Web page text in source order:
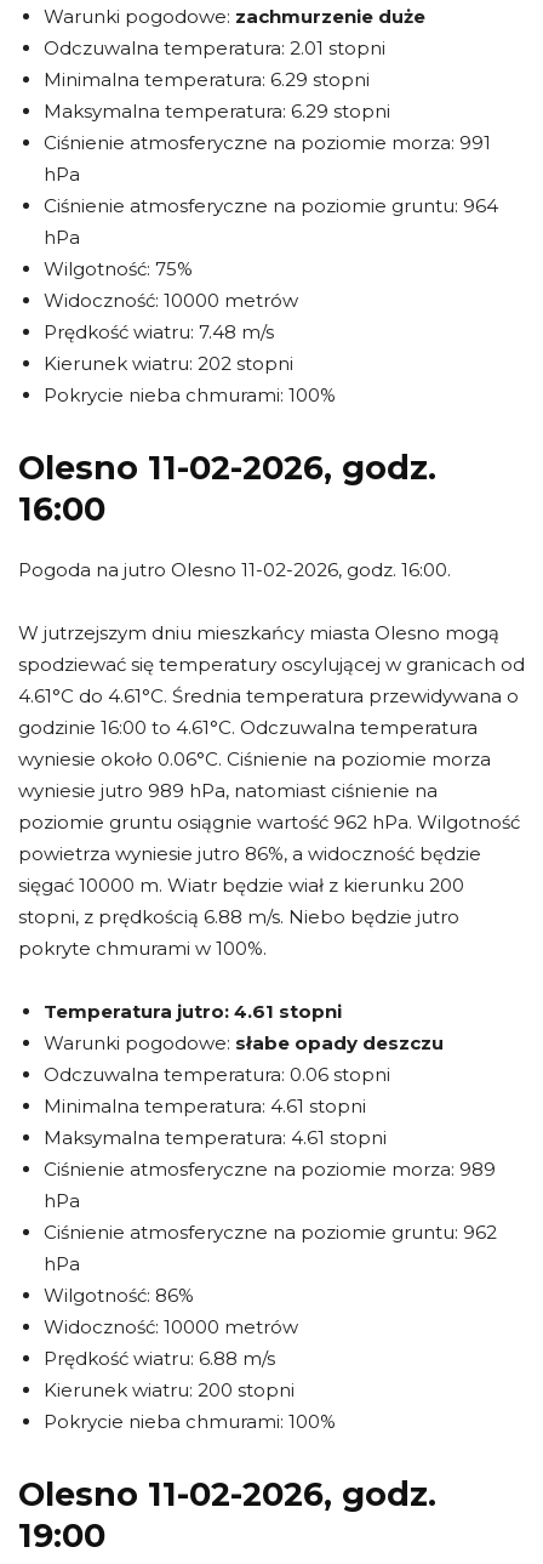
Warunki pogodowe: zachmurzenie duże
Odczuwalna temperatura: 2.01 stopni
Minimalna temperatura: 6.29 stopni
Maksymalna temperatura: 6.29 stopni
Ciśnienie atmosferyczne na poziomie morza: 991
hPa
Ciśnienie atmosferyczne na poziomie gruntu: 964
hPa
Wilgotność: 75%
Widoczność: 10000 metrów
Prędkość wiatru: 7.48 m/s
Kierunek wiatru: 202 stopni
Pokrycie nieba chmurami: 100%
Olesno 11-02-2026, godz.
16:00
Pogoda na jutro Olesno 11-02-2026, godz. 16:00.
W jutrzejszym dniu mieszkańcy miasta Olesno mogą
spodziewać się temperatury oscylującej w granicach od
4.61°C do 4.61°C. Średnia temperatura przewidywana o
godzinie 16:00 to 4.61°C. Odczuwalna temperatura
wyniesie około 0.06°C. Ciśnienie na poziomie morza
wyniesie jutro 989 hPa, natomiast ciśnienie na
poziomie gruntu osiągnie wartość 962 hPa. Wilgotność
powietrza wyniesie jutro 86%, a widoczność będzie
sięgać 10000 m. Wiatr będzie wiał z kierunku 200
stopni, z prędkością 6.88 m/s. Niebo będzie jutro
pokryte chmurami w 100%.
Temperatura jutro: 4.61 stopni
Warunki pogodowe: słabe opady deszczu
Odczuwalna temperatura: 0.06 stopni
Minimalna temperatura: 4.61 stopni
Maksymalna temperatura: 4.61 stopni
Ciśnienie atmosferyczne na poziomie morza: 989
hPa
Ciśnienie atmosferyczne na poziomie gruntu: 962
hPa
Wilgotność: 86%
Widoczność: 10000 metrów
Prędkość wiatru: 6.88 m/s
Kierunek wiatru: 200 stopni
Pokrycie nieba chmurami: 100%
Olesno 11-02-2026, godz.
19:00